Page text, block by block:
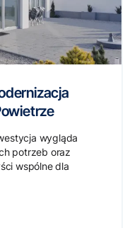
wygląda
potrzeb oraz
wspólne dla